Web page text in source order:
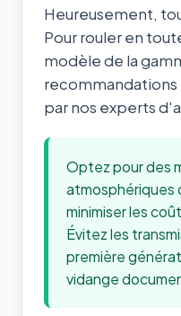
Heureusement,
Pour rouler en
modèle de la
recommandations
par nos experts
Optez pour des
atmosphériques
minimiser les
Évitez les
première
vidange